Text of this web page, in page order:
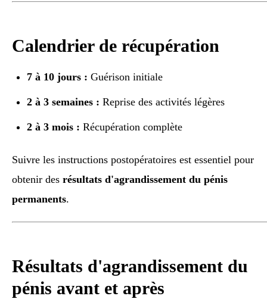
Calendrier de récupération
7 à 10 jours : Guérison initiale
2 à 3 semaines : Reprise des activités légères
2 à 3 mois : Récupération complète
Suivre les instructions postopératoires est essentiel pour
obtenir des résultats d'agrandissement du pénis
permanents.
Résultats d'agrandissement du
pénis avant et après